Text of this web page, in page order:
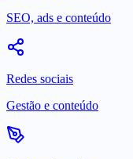
SEO, ads e conteúdo
Redes sociais
Gestão e conteúdo